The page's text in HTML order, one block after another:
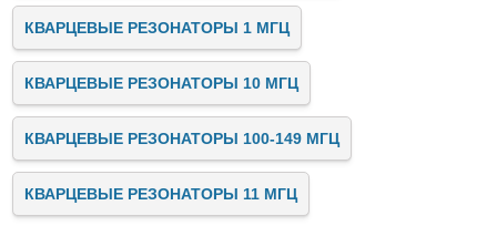
КВАРЦЕВЫЕ РЕЗОНАТОРЫ 1 МГЦ
КВАРЦЕВЫЕ РЕЗОНАТОРЫ 10 МГЦ
КВАРЦЕВЫЕ РЕЗОНАТОРЫ 100-149 МГЦ
КВАРЦЕВЫЕ РЕЗОНАТОРЫ 11 МГЦ